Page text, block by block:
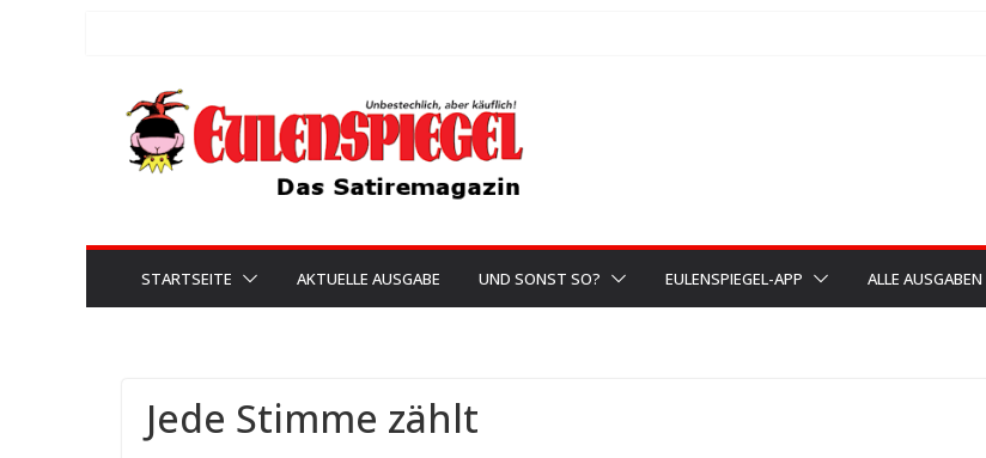
springen
STARTSEITE AKTUELLE AUSGABE UND SONST SO? EULENSPIEGEL-APP ALLE AUSGABEN
Jede Stimme zählt